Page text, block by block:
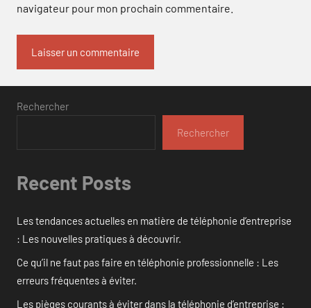
navigateur pour mon prochain commentaire.
Rechercher
Rechercher
Recent Posts
Les tendances actuelles en matière de téléphonie d’entreprise
: Les nouvelles pratiques à découvrir.
Ce qu’il ne faut pas faire en téléphonie professionnelle : Les
erreurs fréquentes à éviter.
Les pièges courants à éviter dans la téléphonie d’entreprise :